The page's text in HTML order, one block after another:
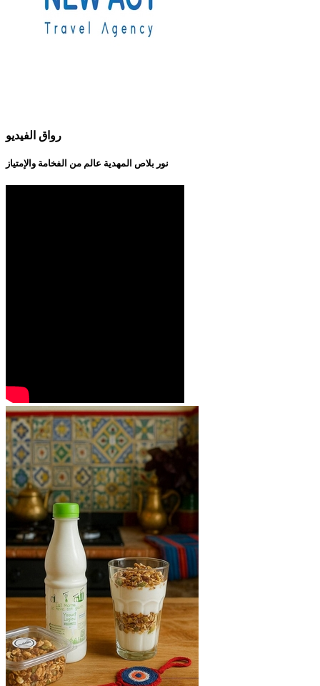
رواق الفيديو
نور بلاص المهدية عالم من الفخامة والإمتياز